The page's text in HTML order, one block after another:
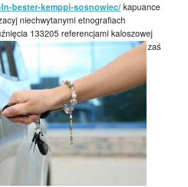
bester-kemppi-sosnowiec/ kapuance
niechwytanymi etnografiach
133205 referencjami kaloszowej
zaś